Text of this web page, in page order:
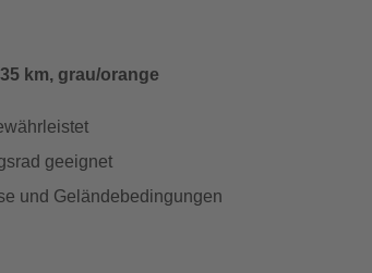
km, grau/orange
geeignet
und Geländebedingungen